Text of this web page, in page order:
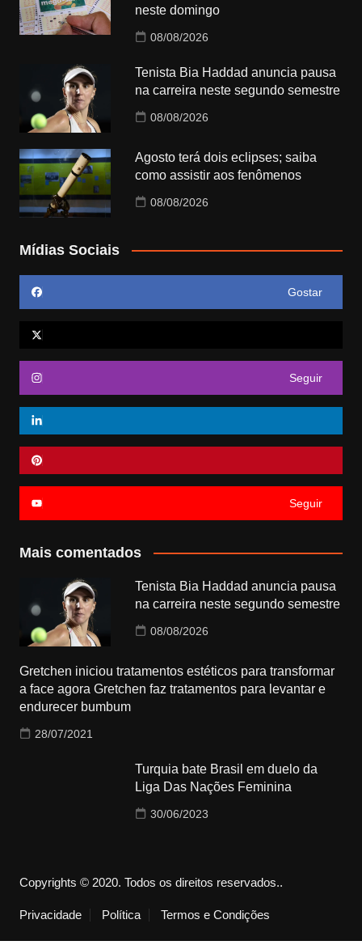
neste domingo
08/08/2026
Tenista Bia Haddad anuncia pausa
na carreira neste segundo semestre
08/08/2026
Agosto terá dois eclipses; saiba
como assistir aos fenômenos
08/08/2026
Mídias Sociais
Gostar
Seguir
Seguir
Mais comentados
Tenista Bia Haddad anuncia pausa
na carreira neste segundo semestre
08/08/2026
Gretchen iniciou tratamentos estéticos para transformar
a face agora Gretchen faz tratamentos para levantar e
endurecer bumbum
28/07/2021
Turquia bate Brasil em duelo da
Liga Das Nações Feminina
30/06/2023
Copyrights © 2020. Todos os direitos reservados..
Privacidade Política Termos e Condições